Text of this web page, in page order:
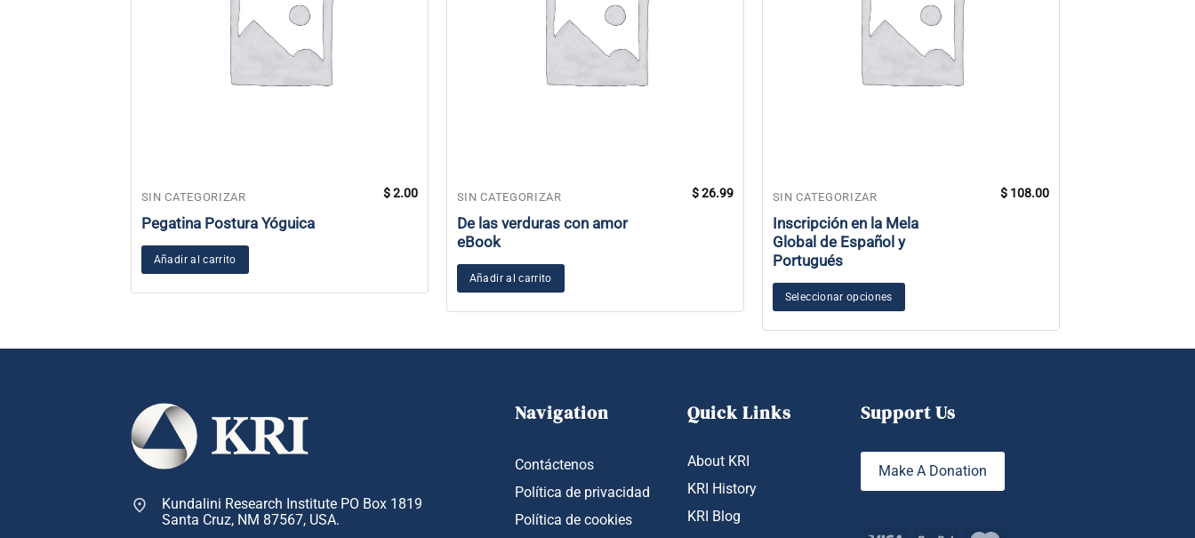
SIN CATEGORIZAR
Pegatina Postura Yóguica
$2.00
Añadir al carrito
SIN CATEGORIZAR
De las verduras con amor
eBook
$26.99
Añadir al carrito
SIN CATEGORIZAR
Inscripción en la Mela
Global de Español y
Portugués
$ 108.00
Seleccionar opciones
Kundalini Research Institute PO Box 1819
Santa Cruz, NM 87567, USA.
Navigation
Contáctenos
Política de privacidad
Política de cookies
Quick Links
About KRI
KRI History
KRI Blog
Support Us
Make A Donation